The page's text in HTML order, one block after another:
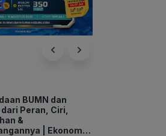
BUMN dan
dari Peran, Ciri,
&
| Ekonomi